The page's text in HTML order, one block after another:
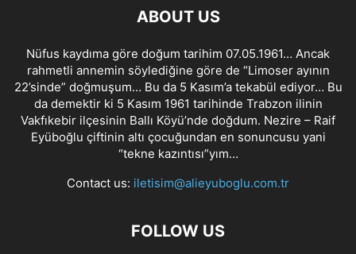
ABOUT US
Nüfus kaydıma göre doğum tarihim 07.05.1961… Ancak
rahmetli annemin söylediğine göre de “Limoser ayının
22’sinde” doğmuşum… Bu da 5 Kasım’a tekabül ediyor… Bu
da demektir ki 5 Kasım 1961 tarihinde Trabzon ilinin
Vakfıkebir ilçesinin Ballı Köyü’nde doğdum. Nezire – Raif
Eyüboğlu çiftinin altı çocuğundan en sonuncusu yani
“tekne kazıntısı”yım…
Contact us: iletisim@alieyuboglu.com.tr
FOLLOW US